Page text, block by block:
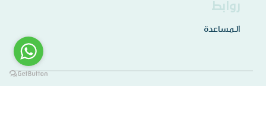
روابط
المساعدة